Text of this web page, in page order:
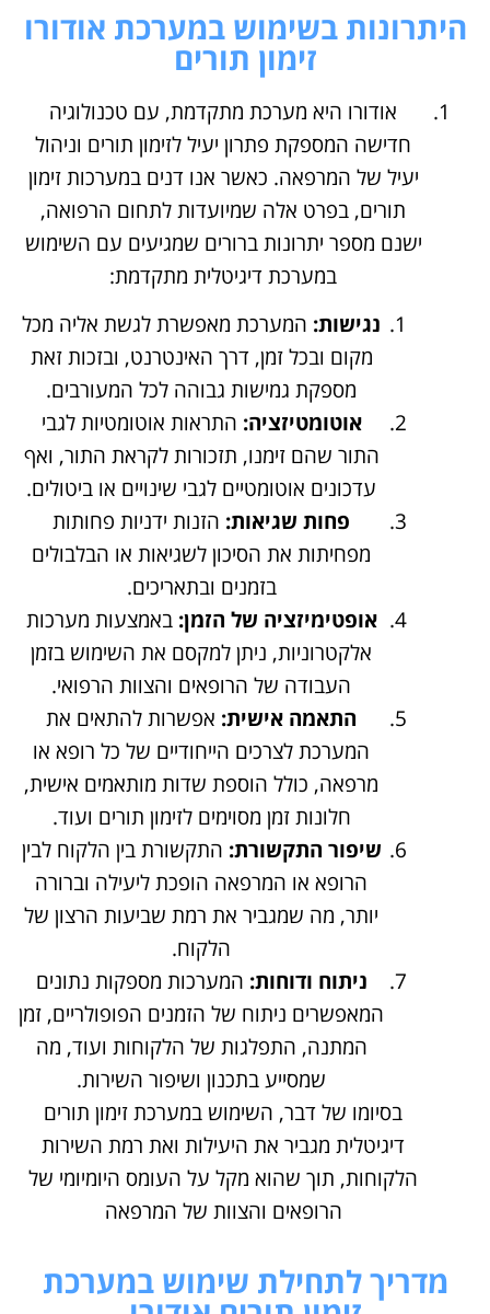
היתרונות בשימוש במערכת אודורו
זימון תורים
אודורו היא מערכת מתקדמת, עם טכנולוגיה
חדישה המספקת פתרון יעיל לזימון תורים וניהול
יעיל של המרפאה. כאשר אנו דנים במערכות זימון
תורים, בפרט אלה שמיועדות לתחום הרפואה,
ישנם מספר יתרונות ברורים שמגיעים עם השימוש
במערכת דיגיטלית מתקדמת:
נגישות: המערכת מאפשרת לגשת אליה מכל
מקום ובכל זמן, דרך האינטרנט, ובזכות זאת
מספקת גמישות גבוהה לכל המעורבים.
אוטומטיזציה: התראות אוטומטיות לגבי
התור שהם זימנו, תזכורות לקראת התור, ואף
עדכונים אוטומטיים לגבי שינויים או ביטולים.
פחות שגיאות: הזנות ידניות פחותות
מפחיתות את הסיכון לשגיאות או הבלבולים
בזמנים ובתאריכים.
אופטימיזציה של הזמן: באמצעות מערכות
אלקטרוניות, ניתן למקסם את השימוש בזמן
העבודה של הרופאים והצוות הרפואי.
התאמה אישית: אפשרות להתאים את
המערכת לצרכים הייחודיים של כל רופא או
מרפאה, כולל הוספת שדות מותאמים אישית,
חלונות זמן מסוימים לזימון תורים ועוד.
שיפור התקשורת: התקשורת בין הלקוח לבין
הרופא או המרפאה הופכת ליעילה וברורה
יותר, מה שמגביר את רמת שביעות הרצון של
הלקוח.
ניתוח ודוחות: המערכות מספקות נתונים
המאפשרים ניתוח של הזמנים הפופולריים, זמן
המתנה, התפלגות של הלקוחות ועוד, מה
שמסייע בתכנון ושיפור השירות.
בסיומו של דבר, השימוש במערכת זימון תורים
דיגיטלית מגביר את היעילות ואת רמת השירות
הלקוחות, תוך שהוא מקל על העומס היומיומי של
הרופאים והצוות של המרפאה
מדריך לתחילת שימוש במערכת